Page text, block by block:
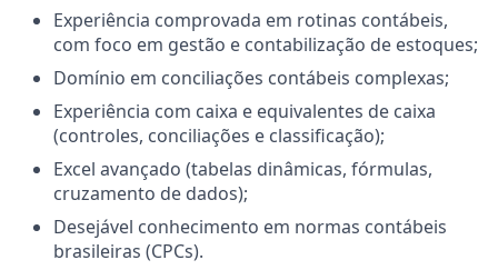
Experiência comprovada em rotinas contábeis,
com foco em gestão e contabilização de estoques;
Domínio em conciliações contábeis complexas;
Experiência com caixa e equivalentes de caixa
(controles, conciliações e classificação);
Excel avançado (tabelas dinâmicas, fórmulas,
cruzamento de dados);
Desejável conhecimento em normas contábeis
brasileiras (CPCs).